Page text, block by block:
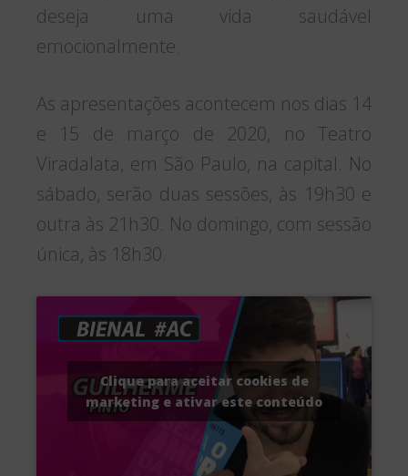
deseja uma vida saudável
emocionalmente.
As apresentações acontecem nos dias 14
e 15 de março de 2020, no Teatro
Viradalata, em São Paulo, na capital. No
sábado, serão duas sessões, às 19h30 e
outra às 21h30. No domingo, com sessão
única, às 18h30.
Clique para aceitar cookies de
marketing e ativar este conteúdo